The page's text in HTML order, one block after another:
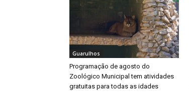
Guarulhos
Programação de agosto do
Zoológico Municipal tem atividades
gratuitas para todas as idades